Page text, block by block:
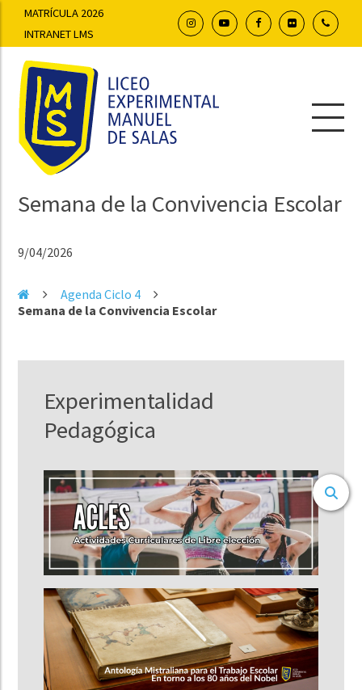
MATRÍCULA 2026
INTRANET LMS
Semana de la Convivencia Escolar
9/04/2026
Agenda Ciclo 4
Semana de la Convivencia Escolar
Experimentalidad
Pedagógica